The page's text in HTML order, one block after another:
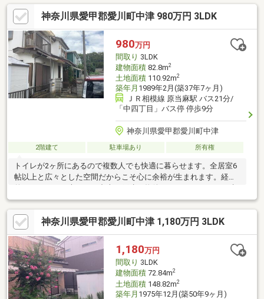
◆物件探し・住宅ローンのお悩みはありませんか？「どうやって
物件を探したらいいのか分からない…」「住宅ローンが不安…」お
客様の理想の住まいを“一緒に”お探しします！住まい探しのご不
安なことは、ぜひ当社までご相談ください！◆小田原店：小田原
市成田170-1、平塚店：平塚市四之宮2-9-25
神奈川県愛甲郡愛川町中津 980万円 3LDK
980万円
間取り 3LDK
建物面積82.8m2
土地面積110.92m2
築年月 1989年2月(築37年7ヶ月)
ＪＲ相模線 原当麻駅 バス21分/
「中四丁目」バス停 停歩9分
神奈川県愛甲郡愛川町中津
2階建て 駐車場あり 所有権
トイレが2ヶ所にあるので複数人でも快適に暮らせます。全居室6
帖以上と広々とした空間だからこそ心に余裕が生まれます。経済
物面積82.8㎡なので、家族向けです。南向きの物件をお探しの
方、コチラよりご覧ください。3LDKの物件で快適な日々を過ごし
ましょう。駐輪場があるのでバイクも自転車も安心して停めるこ
とができます。
神奈川県愛甲郡愛川町中津 1,180万円 3LDK
1,180万円
間取り 3LDK
建物面積72.84m2
土地面積148.82m2
築年月 1975年12月(築50年9ヶ月)